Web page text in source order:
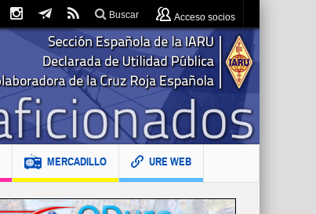
Buscar Acceso socios
MERCADILLO URE WEB